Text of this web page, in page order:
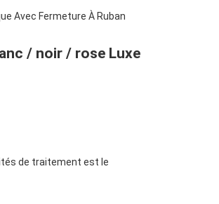
Avec Fermeture À Ruban
/ noir / rose Luxe
de traitement est le